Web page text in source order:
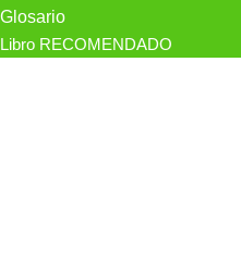
Glosario
Libro RECOMENDADO